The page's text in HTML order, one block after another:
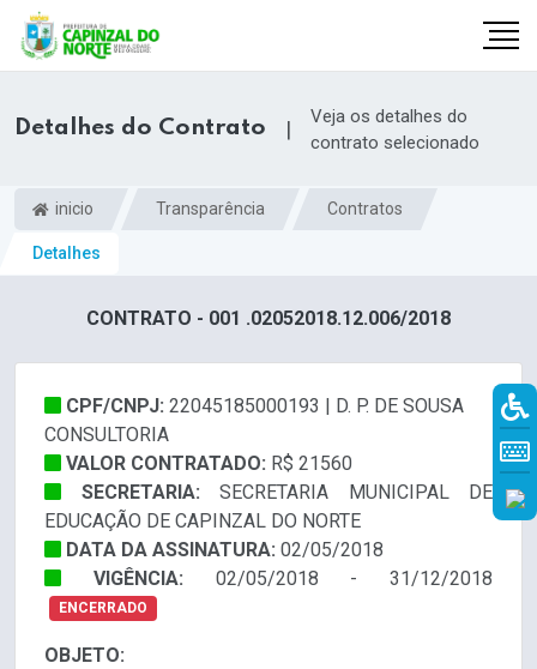
Detalhes do Contrato |
Veja os detalhes do
contrato selecionado
inicio Transparência Contratos
Detalhes
CONTRATO - 001 .02052018.12.006/2018
CPF/CNPJ: 22045185000193 | D. P. DE SOUSA
CONSULTORIA
VALOR CONTRATADO: R$ 21560
SECRETARIA: SECRETARIA MUNICIPAL DE
EDUCAÇÃO DE CAPINZAL DO NORTE
DATA DA ASSINATURA: 02/05/2018
VIGÊNCIA: 02/05/2018 - 31/12/2018
ENCERRADO
OBJETO: